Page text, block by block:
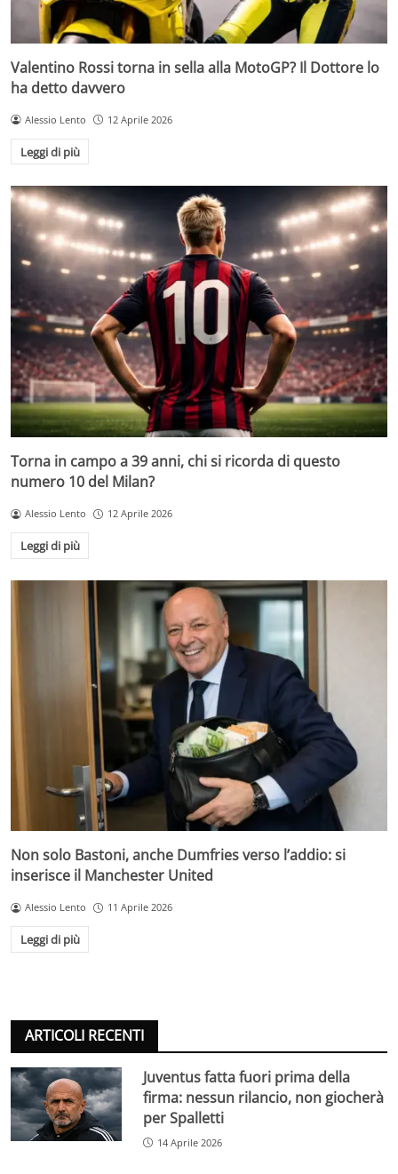
Valentino Rossi torna in sella alla MotoGP? Il Dottore lo
ha detto davvero
Alessio Lento 12 Aprile 2026
Leggi di più
Torna in campo a 39 anni, chi si ricorda di questo
numero 10 del Milan?
Alessio Lento 12 Aprile 2026
Leggi di più
Non solo Bastoni, anche Dumfries verso l’addio: si
inserisce il Manchester United
Alessio Lento 11 Aprile 2026
Leggi di più
ARTICOLI RECENTI
Juventus fatta fuori prima della
firma: nessun rilancio, non giocherà
per Spalletti
14 Aprile 2026